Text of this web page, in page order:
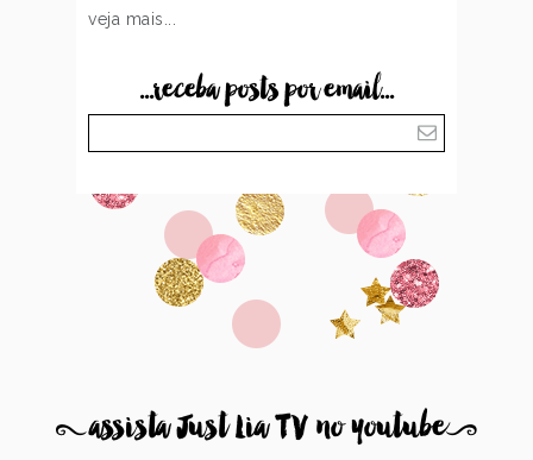
veja mais...
...receba posts por email...
8assista Just Lia TV no youtube9